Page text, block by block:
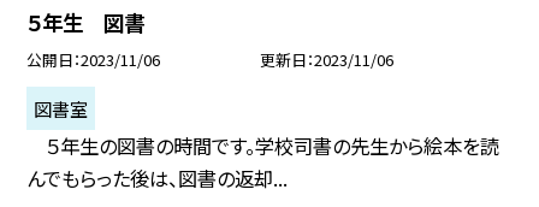
５年生 図書
公開日 2023/11/06 更新日 2023/11/06
図書室
５年生の図書の時間です。学校司書の先生から絵本を読
んでもらった後は、図書の返却...